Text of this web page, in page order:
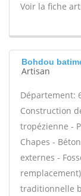
Voir la fiche
Bohdou
Artisan
Département:
Construction
tropézienne -
Chapes -
externes -
traditionnelle